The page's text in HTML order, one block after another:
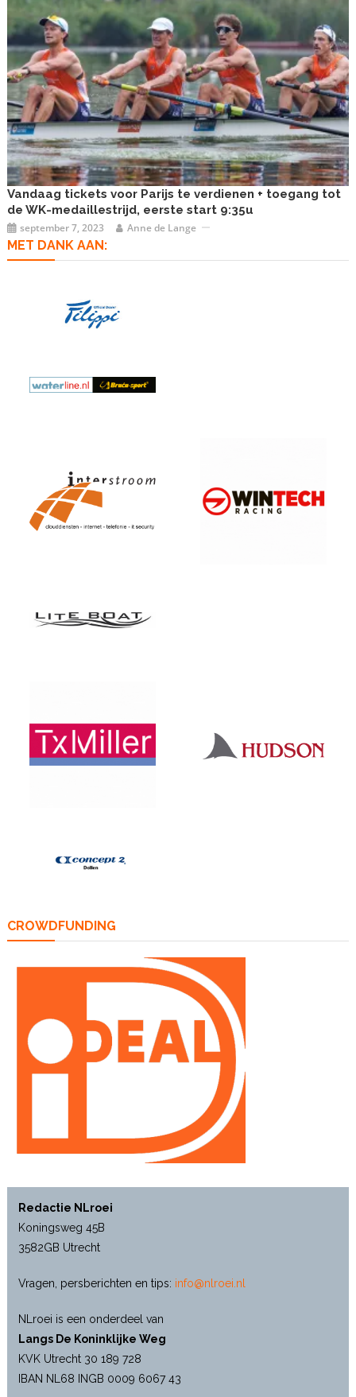
Vandaag tickets voor Parijs te verdienen + toegang tot
de WK-medaillestrijd, eerste start 9:35u
september 7, 2023 Anne de Lange
MET DANK AAN:
CROWDFUNDING
Redactie NLroei
Koningsweg 45B
3582GB Utrecht
Vragen, persberichten en tips: info@nlroei.nl
NLroei is een onderdeel van
Langs De Koninklijke Weg
KVK Utrecht 30 189 728
IBAN NL68 INGB 0009 6067 43